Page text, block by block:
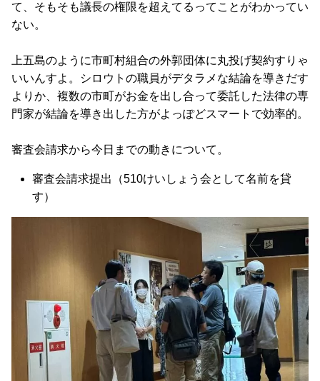
て、そもそも議長の権限を超えてるってことがわかってい
ない。
上五島のように市町村組合の外郭団体に丸投げ契約すりゃ
いいんすよ。シロウトの職員がデタラメな結論を導きだす
よりか、複数の市町がお金を出し合って委託した法律の専
門家が結論を導き出した方がよっぽどスマートで効率的。
審査会請求から今日までの動きについて。
審査会請求提出（510けいしょう会として名前を貸
す）